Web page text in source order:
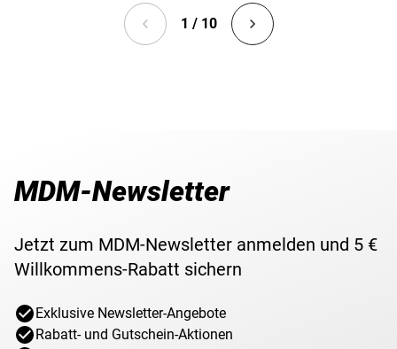
1 / 10
MDM-Newsletter
Jetzt zum MDM-Newsletter anmelden und 5 €
Willkommens-Rabatt sichern
Exklusive Newsletter-Angebote
Rabatt- und Gutschein-Aktionen